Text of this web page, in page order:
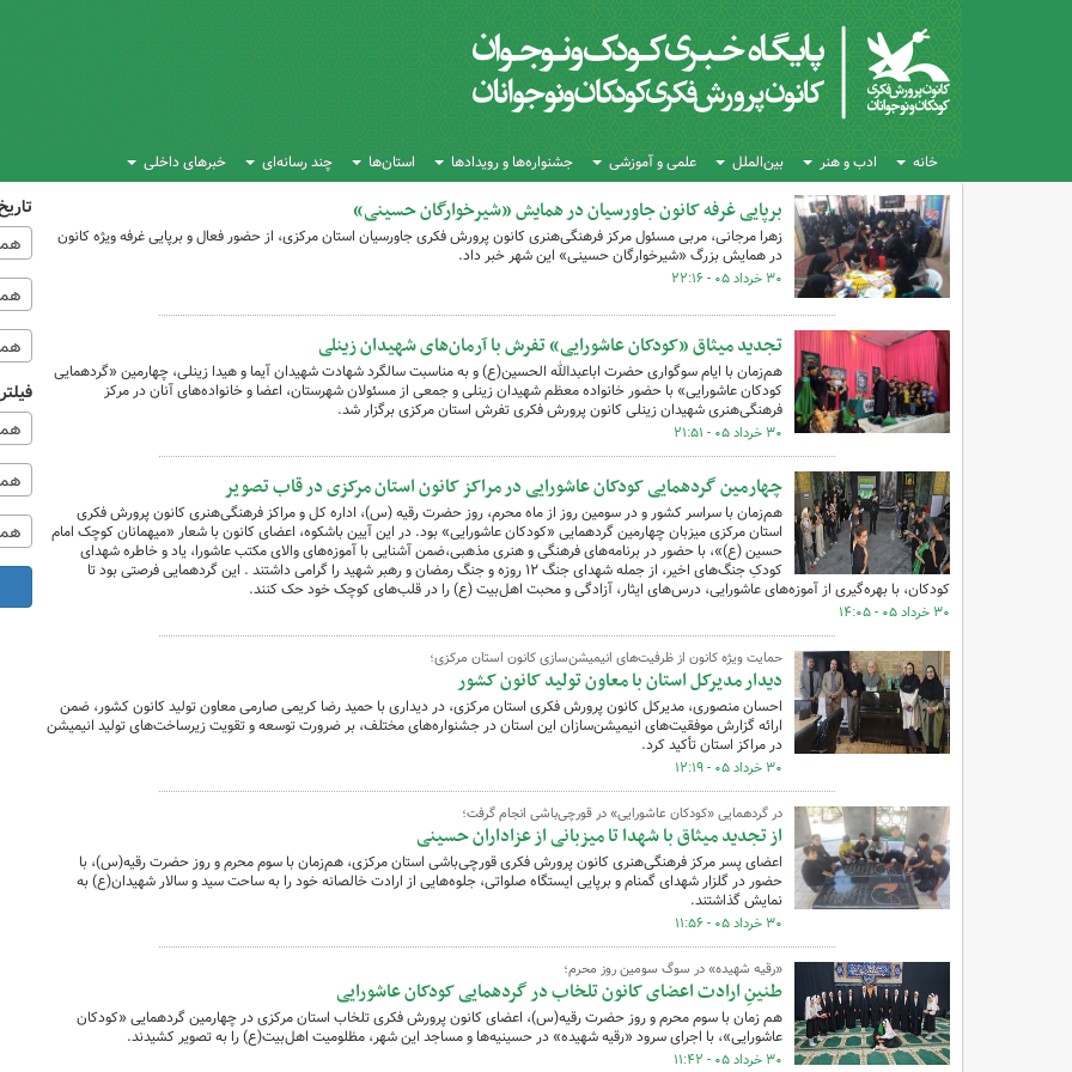
خانه ادب و هنر بین‌الملل علمی و آموزشی جشنواره‌ها و رویدادها استان‌ها چند رسانه‌ای خبرهای داخلی
برپایی غرفه کانون جاورسیان در همایش «شیرخوارگان حسینی»
زهرا مرجانی، مربی مسئول مرکز فرهنگی‌هنری کانون پرورش فکری جاورسیان استان مرکزی، از حضور فعال و برپایی غرفه ویژه کانون
در همایش بزرگ «شیرخوارگان حسینی» این شهر خبر داد.
۳۰ خرداد ۰۵ - ۲۲:۱۶
تجدید میثاق «کودکان عاشورایی» تفرش با آرمان‌های شهیدان زینلی
هم‌زمان با ایام سوگواری حضرت اباعبدالله الحسین(ع) و به مناسبت سالگرد شهادت شهیدان آیما و هیدا زینلی، چهارمین «گردهمایی
کودکان عاشورایی» با حضور خانواده معظم شهیدان زینلی و جمعی از مسئولان شهرستان، اعضا و خانواده‌های آنان در مرکز
فرهنگی‌هنری شهیدان زینلی کانون پرورش فکری تفرش استان مرکزی برگزار شد.
۳۰ خرداد ۰۵ - ۲۱:۵۱
چهارمین گردهمایی کودکان عاشورایی در مراکز کانون استان مرکزی در قاب تصویر
هم‌زمان با سراسر کشور و در سومین روز از ماه محرم، روز حضرت رقیه (س)، اداره کل و مراکز فرهنگی‌هنری کانون پرورش فکری
استان مرکزی میزبان چهارمین گردهمایی «کودکان عاشورایی» بود. در این آیین باشکوه، اعضای کانون با شعار «میهمانان کوچک امام
حسین (ع)»، با حضور در برنامه‌های فرهنگی و هنری مذهبی،ضمن آشنایی با آموزه‌های والای مکتب عاشورا، یاد و خاطره شهدای
کودکِ جنگ‌های اخیر، از جمله شهدای جنگ ۱۲ روزه و جنگ رمضان و رهبر شهید را گرامی داشتند . این گردهمایی فرصتی بود تا
کودکان، با بهره‌گیری از آموزه‌های عاشورایی، درس‌های ایثار، آزادگی و محبت اهل‌بیت (ع) را در قلب‌های کوچک خود حک کنند.
۳۰ خرداد ۰۵ - ۱۴:۰۵
حمایت ویژه کانون از ظرفیت‌های انیمیشن‌سازی کانون استان مرکزی؛
دیدار مدیرکل استان با معاون تولید کانون کشور
احسان منصوری، مدیرکل کانون پرورش فکری استان مرکزی، در دیداری با حمید رضا کریمی صارمی معاون تولید کانون کشور، ضمن
ارائه گزارش موفقیت‌های انیمیشن‌سازان این استان در جشنواره‌های مختلف، بر ضرورت توسعه و تقویت زیرساخت‌های تولید انیمیشن
در مراکز استان تأکید کرد.
۳۰ خرداد ۰۵ - ۱۲:۱۹
در گردهمایی «کودکان عاشورایی» در قورچی‌باشی انجام گرفت؛
از تجدید میثاق با شهدا تا میزبانی از عزاداران حسینی
اعضای پسر مرکز فرهنگی‌هنری کانون پرورش فکری قورچی‌باشی استان مرکزی، هم‌زمان با سوم محرم و روز حضرت رقیه(س)، با
حضور در گلزار شهدای گمنام و برپایی ایستگاه صلواتی، جلوه‌هایی از ارادت خالصانه خود را به ساحت سید و سالار شهیدان(ع) به
نمایش گذاشتند.
۳۰ خرداد ۰۵ - ۱۱:۵۶
«رقیه شهیده» در سوگ سومین روز محرم؛
طنینِ ارادت اعضای کانون تلخاب در گردهمایی کودکان عاشورایی
هم زمان با سوم محرم و روز حضرت رقیه(س)، اعضای کانون پرورش فکری تلخاب استان مرکزی در چهارمین گردهمایی «کودکان
عاشورایی»، با اجرای سرود «رقیه شهیده» در حسینیه‌ها و مساجد این شهر، مظلومیت اهل‌بیت(ع) را به تصویر کشیدند.
۳۰ خرداد ۰۵ - ۱۱:۴۲